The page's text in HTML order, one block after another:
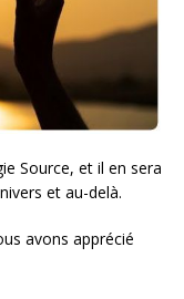
Source, et il en sera
et au-delà.
avons apprécié